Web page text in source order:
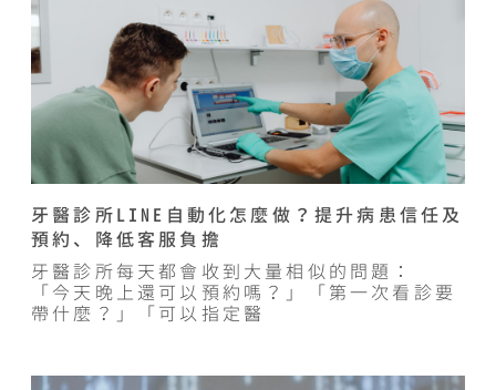
牙醫診所LINE自動化怎麼做？提升病患信任及
預約、降低客服負擔
牙醫診所每天都會收到大量相似的問題：
「今天晚上還可以預約嗎？」「第一次看診要
帶什麼？」「可以指定醫